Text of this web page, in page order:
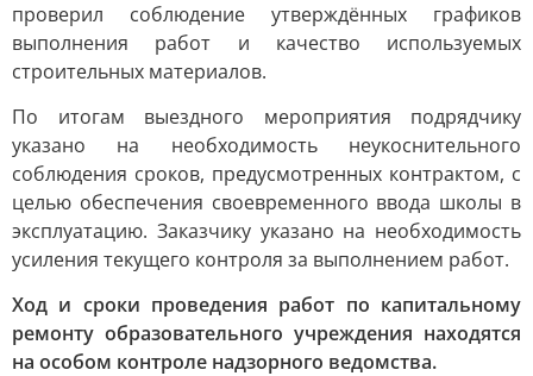
проверил соблюдение утверждённых графиков
выполнения работ и качество используемых
строительных материалов.
По итогам выездного мероприятия подрядчику
указано на необходимость неукоснительного
соблюдения сроков, предусмотренных контрактом, с
целью обеспечения своевременного ввода школы в
эксплуатацию. Заказчику указано на необходимость
усиления текущего контроля за выполнением работ.
Ход и сроки проведения работ по капитальному
ремонту образовательного учреждения находятся
на особом контроле надзорного ведомства.